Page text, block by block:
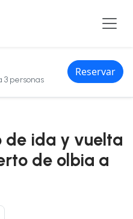
3 personas
Reservar
el aeropuerto de olbia a
ida y vuelta
de olbia a